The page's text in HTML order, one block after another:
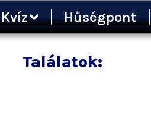
Kvíz Hűségpont
Találatok: